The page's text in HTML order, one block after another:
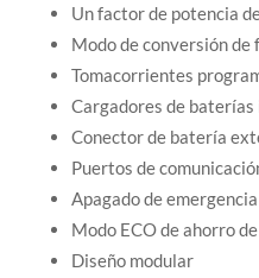
Un factor de potencia
Modo de conversión
Tomacorrientes
Cargadores de
Conector de batería
Puertos de
Apagado de
Modo ECO de ahorro
Diseño modular